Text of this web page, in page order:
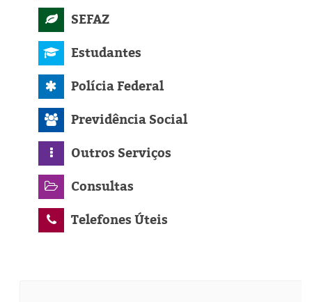
SEFAZ
Estudantes
Polícia Federal
Previdência Social
Outros Serviços
Consultas
Telefones Úteis